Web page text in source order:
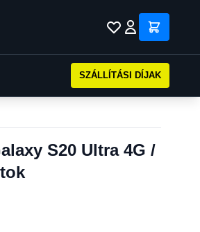
SZÁLLÍTÁSI DÍJAK
S20 Ultra 4G /